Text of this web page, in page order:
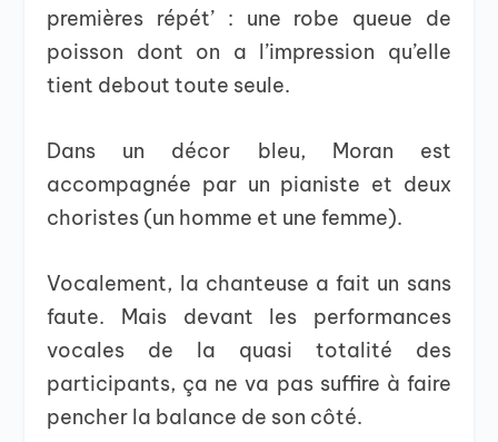
premières répét’ : une robe queue de
poisson dont on a l’impression qu’elle
tient debout toute seule.
Dans un décor bleu, Moran est
accompagnée par un pianiste et deux
choristes (un homme et une femme).
Vocalement, la chanteuse a fait un sans
faute. Mais devant les performances
vocales de la quasi totalité des
participants, ça ne va pas suffire à faire
pencher la balance de son côté.